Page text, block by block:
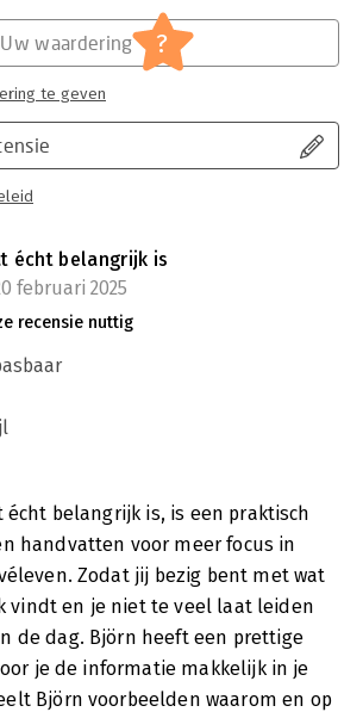
Uw waardering ?
te geven
écht belangrijk is
februari 2025
recensie nuttig
écht belangrijk is, is een praktisch
handvatten voor meer focus in
Zodat jij bezig bent met wat
vindt en je niet te veel laat leiden
de dag. Björn heeft een prettige
je de informatie makkelijk in je
Björn voorbeelden waarom en op